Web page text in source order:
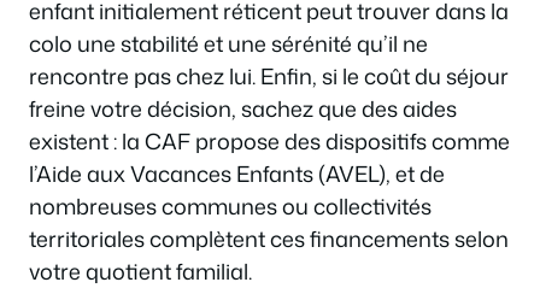
enfant initialement réticent peut trouver dans la
colo une stabilité et une sérénité qu’il ne
rencontre pas chez lui. Enfin, si le coût du séjour
freine votre décision, sachez que des aides
existent : la CAF propose des dispositifs comme
l’Aide aux Vacances Enfants (AVEL), et de
nombreuses communes ou collectivités
territoriales complètent ces financements selon
votre quotient familial.